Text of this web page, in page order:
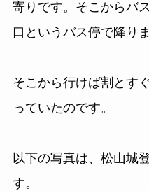
寄りです。そこからバ
口というバス停で降り
そこから行けば割とす
っていたのです。
以下の写真は、松山城
す。